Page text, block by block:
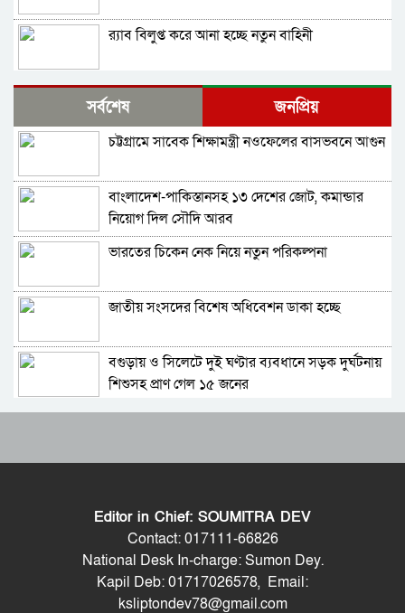
র‍্যাব বিলুপ্ত করে আনা হচ্ছে নতুন বাহিনী
ভারত সফরের সিদ্ধান্ত প্রধানমন্ত্রী নেবেন: পররাষ্ট্র
প্রতিমন্ত্রী
সচিব পদে পদোন্নতি পেলেন জেসমিন নাহার
পুলিশের ৭ কর্মকর্তাকে বদলি
পাইপলাইনের মাধ্যমে ভারত থেকে আরও বেশি
যথাযোগ্য মর্যাদায় সিলেটে জুলাই গণঅভ্যুত্থান দিবস
শেখ হাসিনাকে কথা বলতে দেওয়া দুই দেশের
সম্পর্কের জন্য ক্ষতিকর: পররাষ্ট্র মন্ত্রণালয়
মন্ত্রিসভা থেকে বাদ পড়তে পারেন অনেকেই, নতুন করে
আলোচনায় যেসব নাম
সংবিধান থেকে বাতিল হতে পারে শেখ মুজিবুর
রহমানের ‘জাতির পিতা’ স্বীকৃতি
সর্বশেষ জনপ্রিয়
চট্টগ্রামে সাবেক শিক্ষামন্ত্রী নওফেলের বাসভবনে আগুন
বাংলাদেশ-পাকিস্তানসহ ১৩ দেশের জোট, কমান্ডার
নিয়োগ দিল সৌদি আরব
ভারতের চিকেন নেক নিয়ে নতুন পরিকল্পনা
জাতীয় সংসদের বিশেষ অধিবেশন ডাকা হচ্ছে
বগুড়ায় ও সিলেটে দুই ঘণ্টার ব্যবধানে সড়ক দুর্ঘটনায়
শিশুসহ প্রাণ গেল ১৫ জনের
শুভেন্দুর কৌশলে বদলে যাচ্ছে পশ্চিমবঙ্গের রাজনীতির
মোদিকে নেতানিয়াহুর ফোন; ইসরায়েলের সঙ্গে ঘনিষ্ট
সম্পর্ক গড়তে চায় ভারত
ঢাকায় বাসভবনে অগ্নিকাণ্ড, স্ত্রীসহ হাসপাতালে ভর্তি
পাকিস্তান হাইকমিশনার
Editor in Chief: SOUMITRA DEV
Contact: 017111-66826
National Desk In-charge: Sumon Dey.
Kapil Deb: 01717026578, Email:
ksliptondev78@gmail.com